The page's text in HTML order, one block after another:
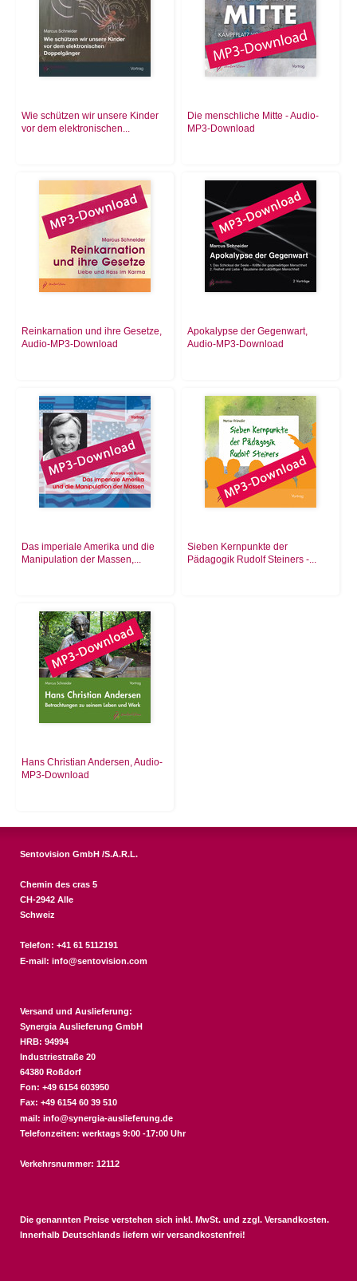
Wie schützen wir unsere Kinder
vor dem elektronischen...
Die menschliche Mitte - Audio-
MP3-Download
Reinkarnation und ihre Gesetze,
Audio-MP3-Download
Apokalypse der Gegenwart,
Audio-MP3-Download
Das imperiale Amerika und die
Manipulation der Massen,...
Sieben Kernpunkte der
Pädagogik Rudolf Steiners -...
Hans Christian Andersen, Audio-
MP3-Download
Sentovision GmbH /S.A.R.L.
Chemin des cras 5
CH-2942 Alle
Schweiz
Telefon: +41 61 5112191
E-mail: info@sentovision.com
Versand und Auslieferung:
Synergia Auslieferung GmbH
HRB: 94994
Industriestraße 20
64380 Roßdorf
Fon: +49 6154 603950
Fax: +49 6154 60 39 510
mail: info@synergia-auslieferung.de
Telefonzeiten: werktags 9:00 -17:00 Uhr
Verkehrsnummer: 12112
Die genannten Preise verstehen sich inkl. MwSt. und zzgl. Versandkosten.
Innerhalb Deutschlands liefern wir versandkostenfrei!